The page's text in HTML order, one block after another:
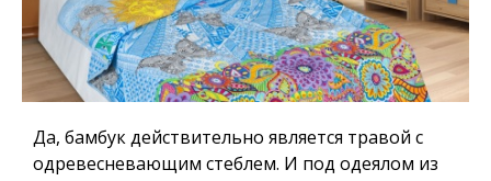
Да, бамбук действительно является травой с
одревесневающим стеблем. И под одеялом из